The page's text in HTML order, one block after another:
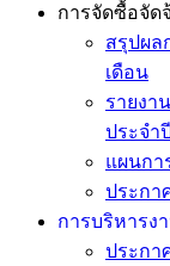
การจัดซื้อจัด
สรุปผล
เดือน
รายงา
ประจำปี
แผนกา
ประกา
การบริหารง
ประกา